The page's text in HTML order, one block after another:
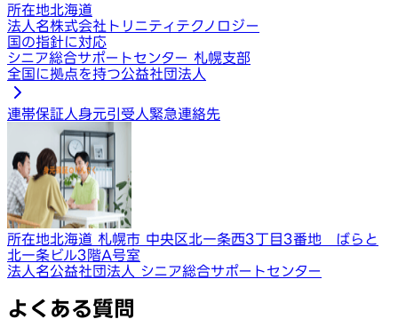
所在地北海道
法人名株式会社トリニティテクノロジー
国の指針に対応
シニア総合サポートセンター 札幌支部
全国に拠点を持つ公益社団法人
連帯保証人身元引受人緊急連絡先
所在地北海道 札幌市 中央区北一条西3丁目3番地 ばらと
北一条ビル3階A号室
法人名公益社団法人 シニア総合サポートセンター
よくある質問